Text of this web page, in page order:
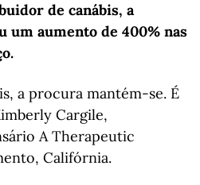
de canábis, a
um aumento de 400% nas
a procura mantém-se. É
Cargile,
A Therapeutic
Califórnia.